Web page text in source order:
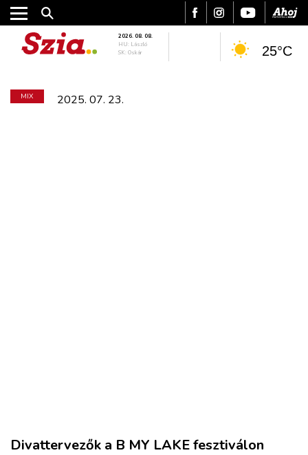
2026. 08. 08.
HU: László
SK: Oskár
25°C
MIX 2025. 07. 23.
Divattervezők a B MY LAKE fesztiválon